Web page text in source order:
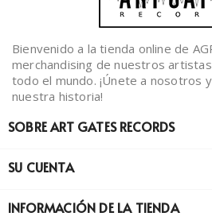
Bienvenido a la tienda online de
merchandising de nuestros
todo el mundo. ¡Únete a nosotros
nuestra historia!
SOBRE ART GATES RECORDS
SU CUENTA
INFORMACIÓN DE LA TIENDA